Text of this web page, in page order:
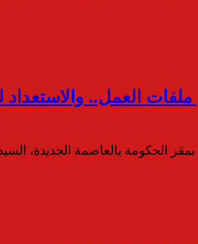
الحكومة بالعاصمة الجديدة،